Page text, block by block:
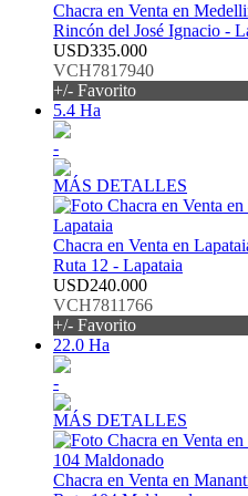
Chacra en Venta en
Rincón del José Ignacio -
USD335.000
VCH7817940
+/- Favorito
5.4 Ha
-
MÁS DETALLES
Chacra en Venta en
Ruta 12 - Lapataia
USD240.000
VCH7811766
+/- Favorito
22.0 Ha
-
MÁS DETALLES
Chacra en Venta en